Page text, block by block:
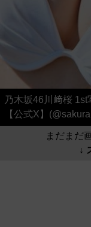
乃木坂46川﨑桜 1st
【公式X】
まだまだ
↓